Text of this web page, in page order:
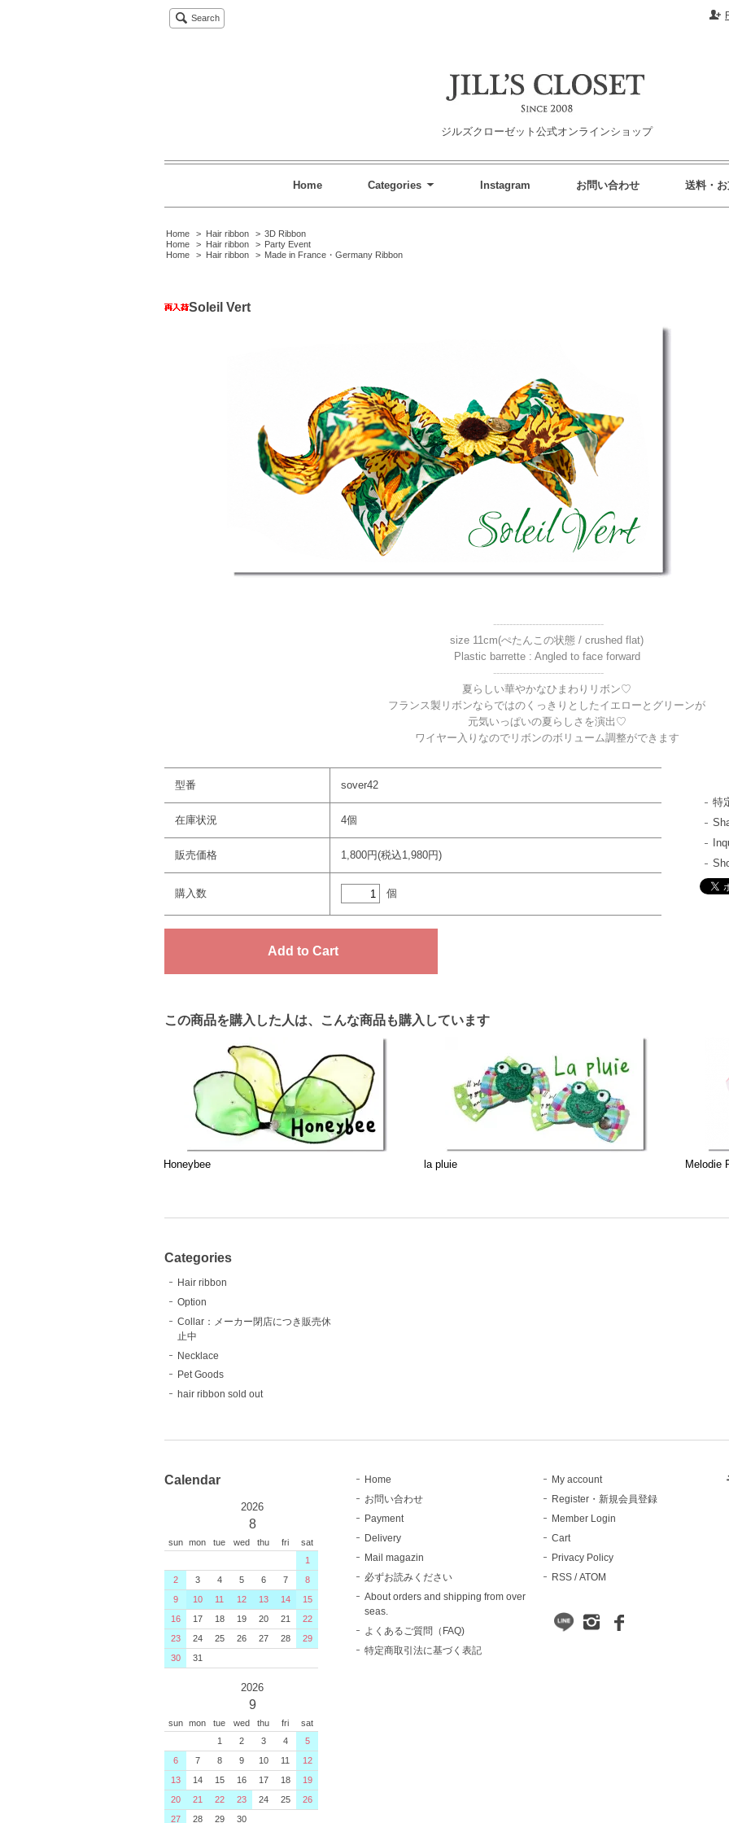
Search
ジルズクローゼット公式オンラインショップ
Home Categories Instagram お問い合わせ 送料・
Home > Hair ribbon > 3D Ribbon
Home
> Hair ribbon > Party Event
Home
> Hair ribbon > Made in France・Germany Ribbon
Soleil Vert
----------------------------------
size 11cm(ぺたんこの状態 / crushed flat)
Plastic barrette : Angled to face forward
----------------------------------
夏らしい華やかなひまわりリボン♡
フランス製リボンならではのくっきりとしたイエローとグリーンが
元気いっぱいの夏らしさを演出♡
ワイヤー入りなのでリボンのボリューム調整ができます
型番 sover42
在庫状況 4個
販売価格 1,800円(税込1,980円)
購入数 個
特
この商品を購入した人は、こんな商品も購入しています
Honeybee la pluie Melodie
Categories
Hair ribbon
Option
Collar：メーカー閉店につき販売休
止中
Necklace
Pet Goods
hair ribbon sold out
Calendar
2026
8
sun mon tue wed thu fri
sat
1
2
3 4 5 6 7
8
9
10 11 12 13 14
15
16
17 18 19 20 21
22
23
24 25 26 27 28
29
30
31
2026
9
sun mon tue wed thu fri
sat
1
2 3 4
5
6
7 8 9 10 11
12
13
14 15 16 17 18
19
20
21 22 23 24 25
26
27
28 29 30
Home
お問い合わせ
Payment
Delivery
Mail magazin
必ずお読みください
About orders and shipping from over
seas.
よくあるご質問（FAQ)
特定商取引法に基づく表記
My account
Register・新規会員登録
Member Login
Cart
Privacy Policy
RSS /ATOM